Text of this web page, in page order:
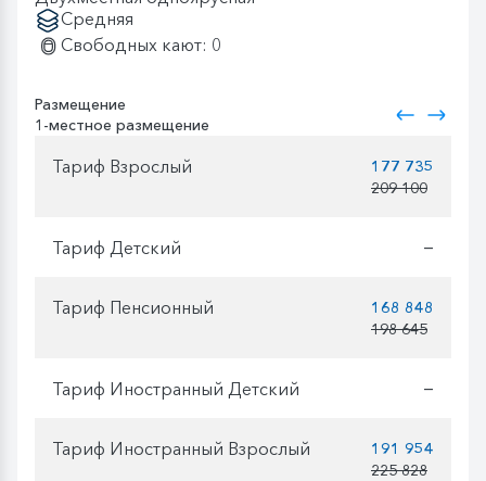
Средняя
Свободных кают: 0
Размещение
1-местное размещение
Тариф Взрослый
177 735
209 100
Тариф Детский —
Тариф Пенсионный
168 848
198 645
Тариф Иностранный Детский —
Тариф Иностранный Взрослый
191 954
225 828